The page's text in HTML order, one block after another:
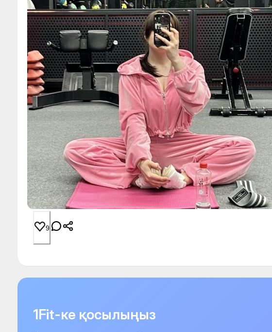
9
1Fit-ке қосылыңыз